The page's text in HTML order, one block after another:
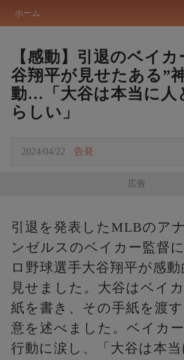
ホーム
【感動】引退のベイ
谷翔平が見せたある”
動…「大谷は本当に人
らしい」
2024/04/22 告発
広告
引退を発表したMLBのア
ンゼルスのベイカー監督
ロ野球選手大谷翔平が感
見せました。大谷はベイ
紙を書き、その手紙を渡
意を述べました。ベイカ
行動に涙し、「大谷は本